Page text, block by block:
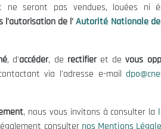
© 2026 Conseil National
ne seront pas vendues, louées ni
l'autorisation de l' Autorité Nationale
, d'accéder, de rectifieret devous
via l'adresse e-mail
, nous vous invitons à consulter la
consulter nos Mentions